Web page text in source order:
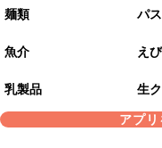
麺類 パ
魚介 えび
乳製品
生
アプ